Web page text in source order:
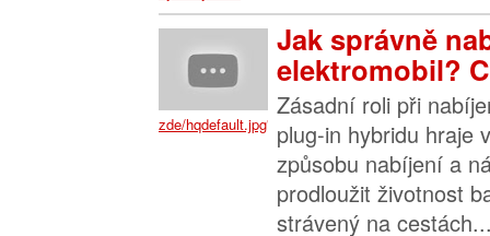
zde/hqdefault.jpg">
Jak správně
elektromobil?
Zásadní roli při
plug-in hybridu hraje
způsobu nabíjení a
prodloužit životnost
strávený na